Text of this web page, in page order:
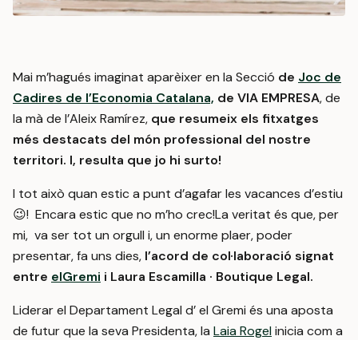
Mai m’hagués imaginat aparèixer en la Secció de Joc de
Cadires de l’Economia Catalana, de VIA EMPRESA, de
la mà de l’Aleix Ramírez, que resumeix els fitxatges
més destacats del món professional del nostre
territori. I, resulta que jo hi surto!
I tot això quan estic a punt d’agafar les vacances d’estiu
😉! Encara estic que no m’ho crec!La veritat és que, per
mi, va ser tot un orgull i, un enorme plaer, poder
presentar, fa uns dies, l’acord de col·laboració signat
entre elGremi i Laura Escamilla · Boutique Legal.
Liderar el Departament Legal d’ el Gremi és una aposta
de futur que la seva Presidenta, la Laia Rogelinicia com a